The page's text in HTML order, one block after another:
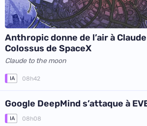
Anthropic donne de l’air à
Colossus de SpaceX
Claude to the moon
IA 08h42
Google DeepMind s’attaque à
IA 08h08